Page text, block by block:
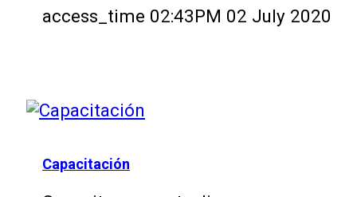
access_time 02:43PM 02 July 2020
Capacitación